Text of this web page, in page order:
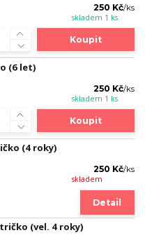
250 Kč/ks
skladem 1 ks
Koupit
(6 let)
250 Kč/ks
skladem 1 ks
Koupit
(4 roky)
250 Kč/ks
skladem
Detail
(vel. 4 roky)